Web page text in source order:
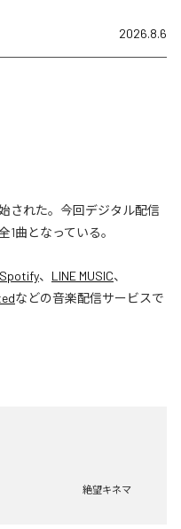
2026.8.6
された。今回デジタル配信
1曲となっている。
Spotify、 LINE MUSIC、
などの音楽配信サービスで
絶望キネマ